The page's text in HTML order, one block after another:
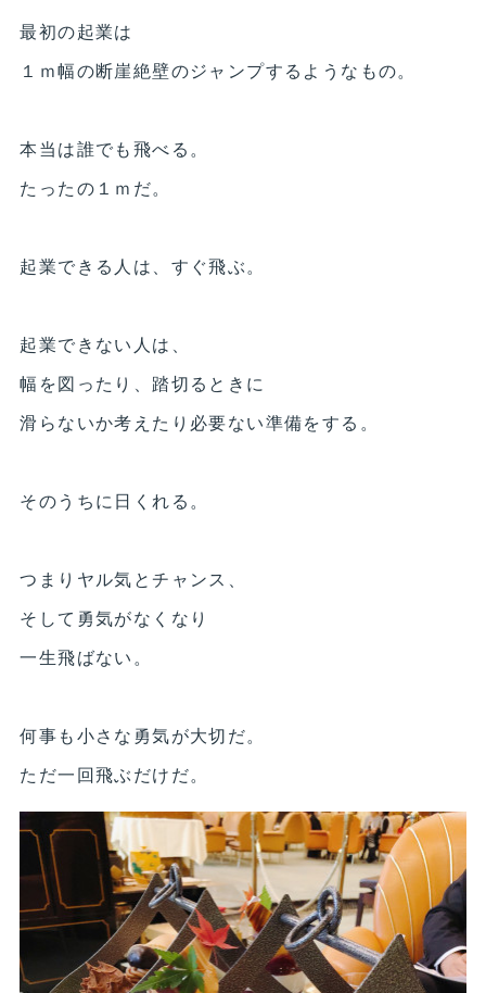
最初の起業は
１ｍ幅の断崖絶壁のジャンプするようなもの。
本当は誰でも飛べる。
たったの１ｍだ。
起業できる人は、すぐ飛ぶ。
起業できない人は、
幅を図ったり、踏切るときに
滑らないか考えたり必要ない準備をする。
そのうちに日くれる。
つまりヤル気とチャンス、
そして勇気がなくなり
一生飛ばない。
何事も小さな勇気が大切だ。
ただ一回飛ぶだけだ。